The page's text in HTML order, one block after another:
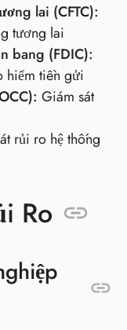
lai (CFTC):
tương lai
bang (FDIC):
hiểm tiền gửi
Giám sát
rủi ro hệ thống
Ro